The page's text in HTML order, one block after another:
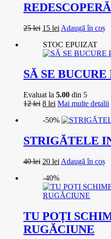
30 lei.
25lei Prețul
a
fost:
15 lei Prețul
este:
15 lei.
Adaugă în coș
STOC EPUIZAT
SĂ SE
Evaluat la 5.00 din 5
12lei Prețul
a
12 lei.
8 lei Prețul
este:
Mai multe detalii
-50%
STRIGĂTELE
40lei Prețul
a
fost:
40 lei.
20 lei Prețul
este:
20 lei.
Adaugă în coș
-40%
TU POȚI
RUGĂCIUNE